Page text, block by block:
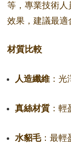
等，專業技術人
效果，建議最適
材質比較
人造纖維 ：
真絲材質 ：
水貂毛：最輕